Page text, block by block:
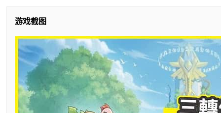
游戏截图